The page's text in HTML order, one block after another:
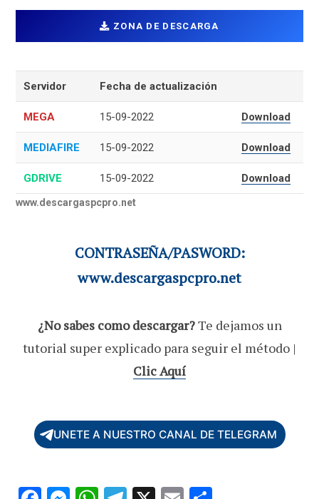
ZONA DE DESCARGA
Servidor Fecha de actualización
MEGA 15-09-2022 Download
MEDIAFIRE 15-09-2022 Download
GDRIVE 15-09-2022 Download
www.descargaspcpro.net
CONTRASEÑA/PASWORD:
www.descargaspcpro.net
¿No sabes como descargar?Te dejamos un
tutorial super explicado para seguir el método |
Clic Aquí
UNETE A NUESTRO CANAL DE TELEGRAM